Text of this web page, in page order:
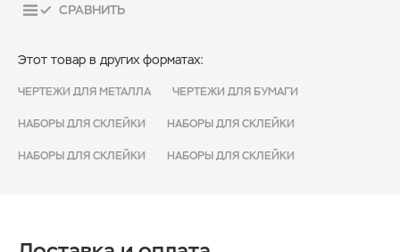
СРАВНИТЬ
Этот товар в других форматах:
ЧЕРТЕЖИ ДЛЯ МЕТАЛЛА ЧЕРТЕЖИ ДЛЯ БУМАГИ
НАБОРЫ ДЛЯ СКЛЕЙКИ НАБОРЫ ДЛЯ СКЛЕЙКИ
НАБОРЫ ДЛЯ СКЛЕЙКИ НАБОРЫ ДЛЯ СКЛЕЙКИ